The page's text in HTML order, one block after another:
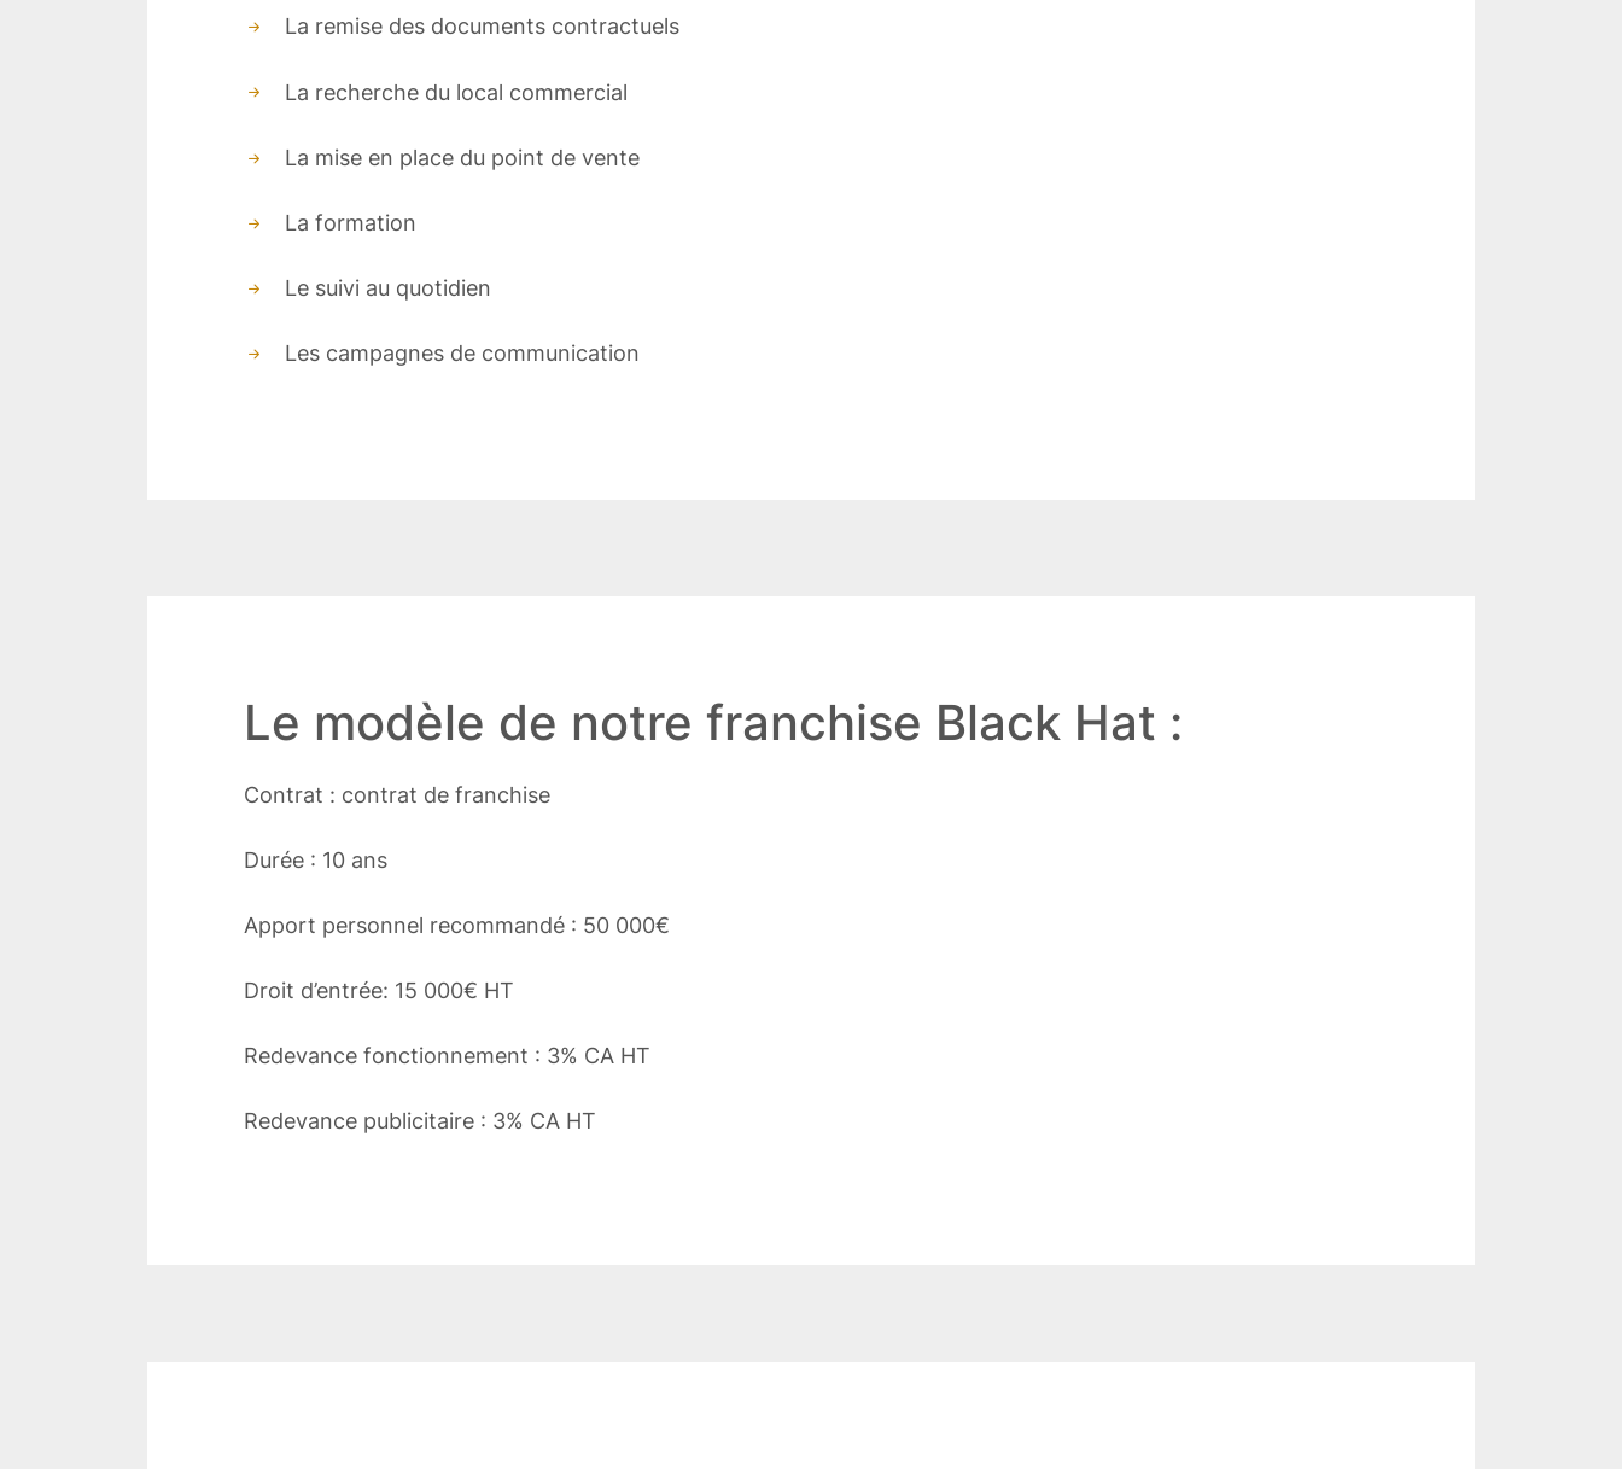
La remise des documents contractuels
La recherche du local commercial
La mise en place du point de vente
La formation
Le suivi au quotidien
Les campagnes de communication
Le modèle de notre franchise Black Hat :
Contrat : contrat de franchise
Durée : 10 ans
Apport personnel recommandé : 50 000€
Droit d’entrée: 15 000€ HT
Redevance fonctionnement : 3% CA HT
Redevance publicitaire : 3% CA HT